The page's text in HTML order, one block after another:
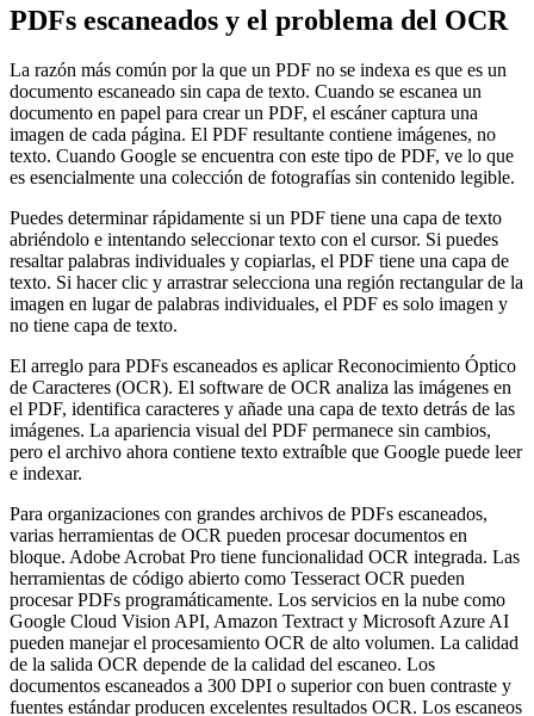
PDFs escaneados y el problema del OCR
La razón más común por la que un PDF no se indexa es que es un
documento escaneado sin capa de texto. Cuando se escanea un
documento en papel para crear un PDF, el escáner captura una
imagen de cada página. El PDF resultante contiene imágenes, no
texto. Cuando Google se encuentra con este tipo de PDF, ve lo que
es esencialmente una colección de fotografías sin contenido legible.
Puedes determinar rápidamente si un PDF tiene una capa de texto
abriéndolo e intentando seleccionar texto con el cursor. Si puedes
resaltar palabras individuales y copiarlas, el PDF tiene una capa de
texto. Si hacer clic y arrastrar selecciona una región rectangular de la
imagen en lugar de palabras individuales, el PDF es solo imagen y
no tiene capa de texto.
El arreglo para PDFs escaneados es aplicar Reconocimiento Óptico
de Caracteres (OCR). El software de OCR analiza las imágenes en
el PDF, identifica caracteres y añade una capa de texto detrás de las
imágenes. La apariencia visual del PDF permanece sin cambios,
pero el archivo ahora contiene texto extraíble que Google puede leer
e indexar.
Para organizaciones con grandes archivos de PDFs escaneados,
varias herramientas de OCR pueden procesar documentos en
bloque. Adobe Acrobat Pro tiene funcionalidad OCR integrada. Las
herramientas de código abierto como Tesseract OCR pueden
procesar PDFs programáticamente. Los servicios en la nube como
Google Cloud Vision API, Amazon Textract y Microsoft Azure AI
pueden manejar el procesamiento OCR de alto volumen. La calidad
de la salida OCR depende de la calidad del escaneo. Los
documentos escaneados a 300 DPI o superior con buen contraste y
fuentes estándar producen excelentes resultados OCR. Los escaneos